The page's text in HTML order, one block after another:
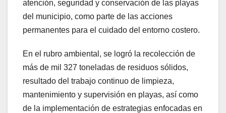
atención, seguridad y conservación de las playas
del municipio, como parte de las acciones
permanentes para el cuidado del entorno costero.
En el rubro ambiental, se logró la recolección de
más de mil 327 toneladas de residuos sólidos,
resultado del trabajo continuo de limpieza,
mantenimiento y supervisión en playas, así como
de la implementación de estrategias enfocadas en